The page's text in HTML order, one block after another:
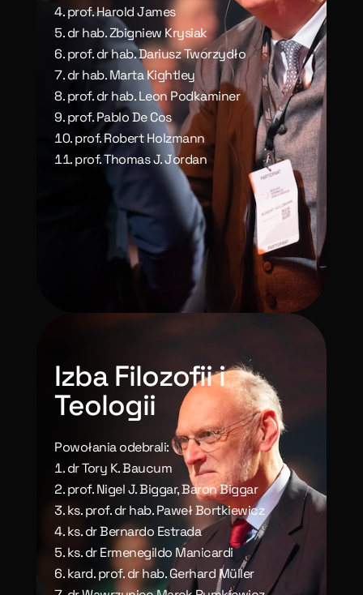
prof. Harold James
dr hab. Zbigniew Krysiak
prof. dr hab. Dariusz Tworzydło
dr hab. Marta Kightley
prof. dr hab. Leon Podkaminer
prof. Pablo De Cos
prof. Robert Holzmann
prof. Thomas J. Jordan
Izba Filozofii i
Teologii
Powołania odebrali:
dr Tory K. Baucum
prof. Nigel J. Biggar, Baron Biggar
ks. prof. dr hab. Paweł Bortkiewicz
ks. dr Bernardo Estrada
ks. dr Ermenegildo Manicardi
kard. prof. dr hab. Gerhard Müller